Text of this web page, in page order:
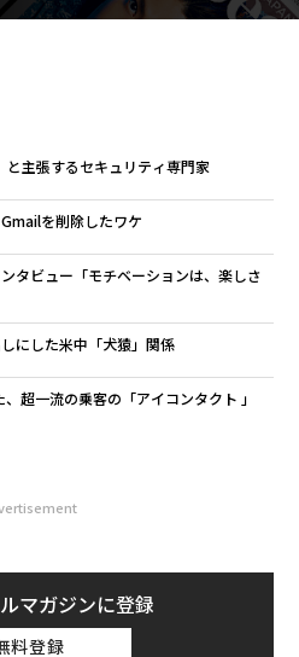
主張するセキュリティ専門家
を削除したワケ
タビュー「モチベーションは、楽しさ
にした米中「犬猿」関係
超一流の乗客の「アイコンタクト 」
マガジンに登録
料登録